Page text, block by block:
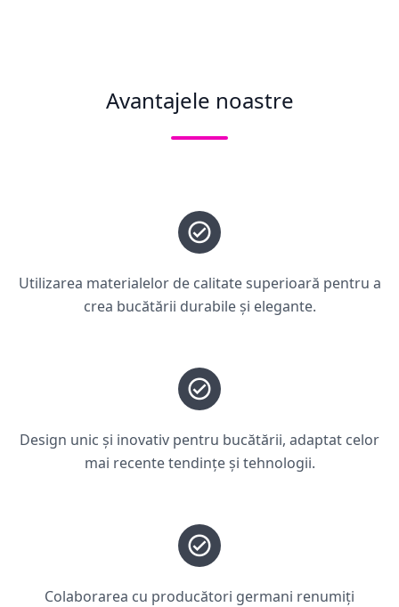
Avantajele noastre
Utilizarea materialelor de calitate superioară pentru a
crea bucătării durabile și elegante.
Design unic și inovativ pentru bucătării, adaptat celor
mai recente tendințe și tehnologii.
Colaborarea cu producători germani renumiți